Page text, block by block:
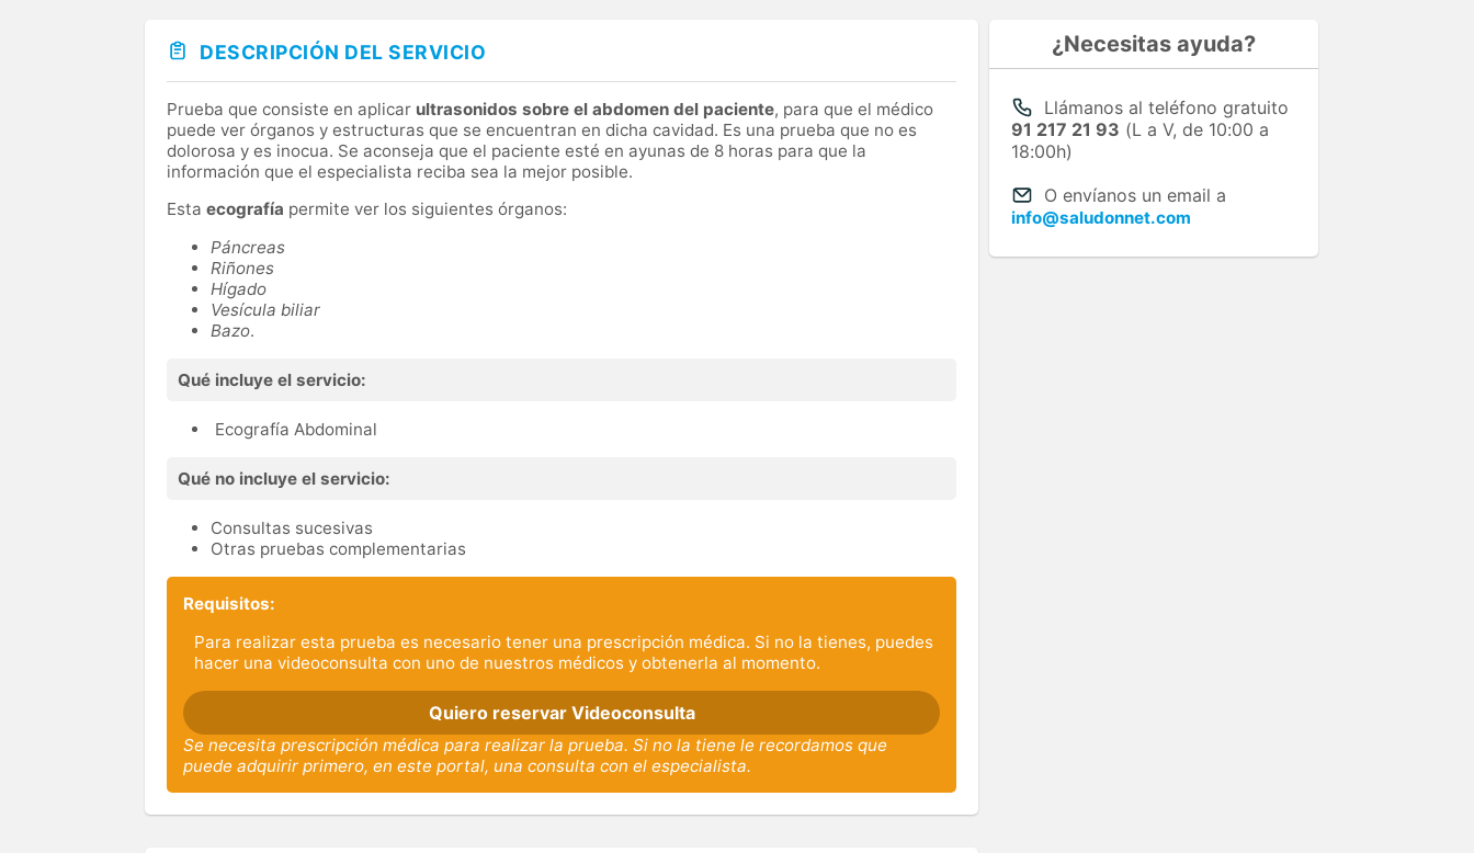
DESCRIPCIÓN DEL SERVICIO
Prueba que consiste en aplicar ultrasonidos sobre el abdomen del paciente, para que el médico
puede ver órganos y estructuras que se encuentran en dicha cavidad. Es una prueba que no es
dolorosa y es inocua. Se aconseja que el paciente esté en ayunas de 8 horas para que la
información que el especialista reciba sea la mejor posible.
Esta ecografía permite ver los siguientes órganos:
Páncreas
Riñones
Hígado
Vesícula biliar
Bazo.
Qué incluye el servicio:
Ecografía Abdominal
Qué no incluye el servicio:
Consultas sucesivas
Otras pruebas complementarias
Requisitos:
Para realizar esta prueba es necesario tener una prescripción médica. Si no la tienes, puedes
hacer una videoconsulta con uno de nuestros médicos y obtenerla al momento.
Quiero reservar Videoconsulta
Se necesita prescripción médica para realizar la prueba. Si no la tiene le recordamos que
puede adquirir primero, en este portal, una consulta con el especialista.
¿Necesitas ayuda?
Llámanos al teléfono gratuito
91 217 21 93 (L a V, de 10:00 a
18:00h)
O envíanos un email a
info@saludonnet.com